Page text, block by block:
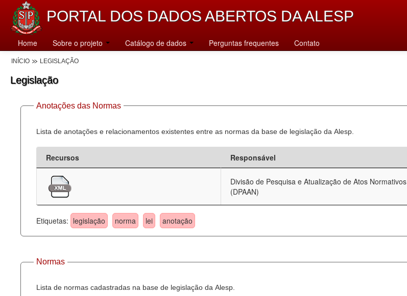
PORTAL DOS DADOS ABERTOS DA ALESP
Home Sobre o projeto Catálogo de dados Perguntas frequentes Contato
INÍCIO LEGISLAÇÃO
Legislação
Anotações das Normas
Lista de anotações e relacionamentos existentes entre as normas da base de legislação da Alesp.
Recursos Responsável
Divisão de Pesquisa e Atualização de Atos Normativos
(DPAAN)
Etiquetas: legislação norma lei anotação
Normas
Lista de normas cadastradas na base de legislação da Alesp.